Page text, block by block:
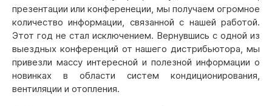
презентации или конференеции, мы получаем огромное
количество информации, связанной с нашей работой.
Этот год не стал исключением. Вернувшись с одной из
выездных конференций от нашего дистрибьютора, мы
привезли массу интересной и полезной информации о
новинках в области систем кондиционирования,
вентиляции и отопления.